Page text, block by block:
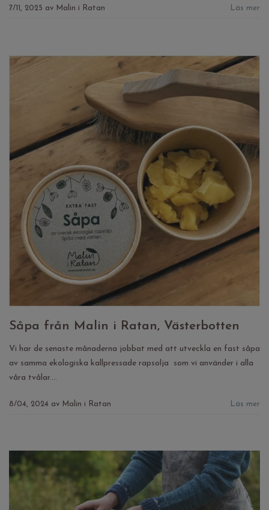
7/11, 2025 av Malin i Ratan Läs mer
Såpa från Malin i Ratan, Västerbotten
Vi har de senaste månaderna jobbat med att utveckla en fast såpa
av samma ekologiska kallpressade rapsolja som vi använder i alla
våra tvålar....
8/04, 2024 av Malin i Ratan Läs mer